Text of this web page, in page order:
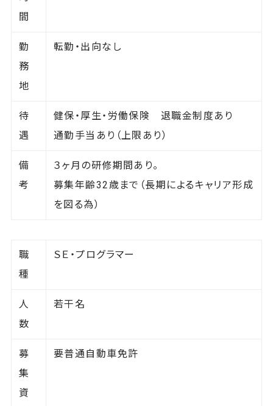
間
勤
務
地
転勤・出向なし
待
遇
健保・厚生・労働保険 退職金制度あり
通勤手当あり（上限あり）
備
考
３ヶ月の研修期間あり。
募集年齢32歳まで（長期によるキャリア形成
を図る為）
職
種
ＳＥ・プログラマー
人
数
若干名
募
集
資
要普通自動車免許